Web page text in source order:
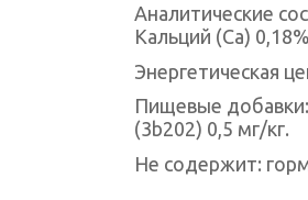
Аналитические
Кальций (Ca)
Энергетическая
Пищевые
(3b202) 0,5 мг/кг.
Не содержит: